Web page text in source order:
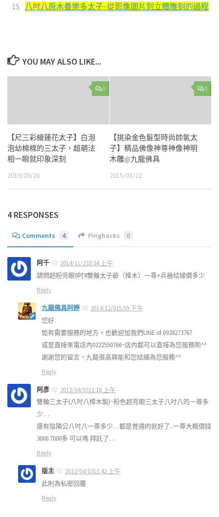
八吋八原木養樂多太子~從影像圖片到立體雕刻的過程
YOU MAY ALSO LIKE...
0
【尺三彩繪蓮花太子】白泡
泡幼棉棉的三太子，超萌法
相一眼就印象深刻
2019/09/26
0
【挑染金色髮型時尚帥氣太
子】精品佛像神尊神像神明
木雕@九龍佛具
2015/03/22
4 RESPONSES
Comments 4 Pingbacks 0
阿千
2014/11/232:34 上午
請問超粉亮眼8吋8雙輪太子爺（樟木）一尊+兵器結緣價多少
Reply
九龍佛具阿婷
2014/12/015:59 下午
您好:
如有需要服務的地方，也歡迎加我們LINE id 0928273767
或是直接來電店內0222550766~店內都可以直接為您服務喲^^
謝謝您的留言，九龍很高興能和您結緣為您服務^^
Reply
阿彥
2012/04/0311:18 上午
雙輪三太子(八吋八樟木製)~粉色超亮眼三太子八吋八的一尊多
少…
還有陰陽公八吋八一尊多少…都是普通的就好了..一尊大概價錢
3000.7000多 可以嗎 拜託了…
Reply
版主
2012/04/0311:42 上午
此則為私密回覆
Reply